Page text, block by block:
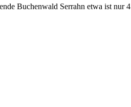
Buchenwald Serrahn etwa ist nur 4